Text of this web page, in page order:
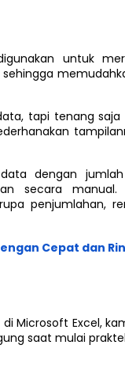
untuk
sehingga
tapi tenang
dengan
secara
penjumlahan,
Cepat dan
di Microsoft Excel,
saat mulai